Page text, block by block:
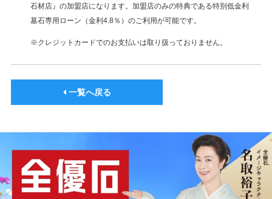
石材店』の加盟店になります。加盟店のみの特典である特別低金利
墓石専用ローン（金利4.8％）のご利用が可能です。
※クレジットカードでのお支払いは取り扱っておりません。
一覧へ戻る